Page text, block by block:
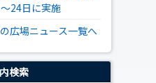
24日に実施
広場ニュース一覧へ
検索